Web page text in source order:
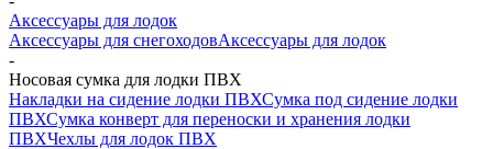
Аксессуары для лодок
Аксессуары для снегоходовАксессуары для лодок
-
Носовая сумка для лодки ПВХ
Накладки на сидение лодки ПВХСумка под сидение лодки
ПВХСумка конверт для переноски и хранения лодки
ПВХЧехлы для лодок ПВХ